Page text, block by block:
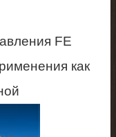
FE
как